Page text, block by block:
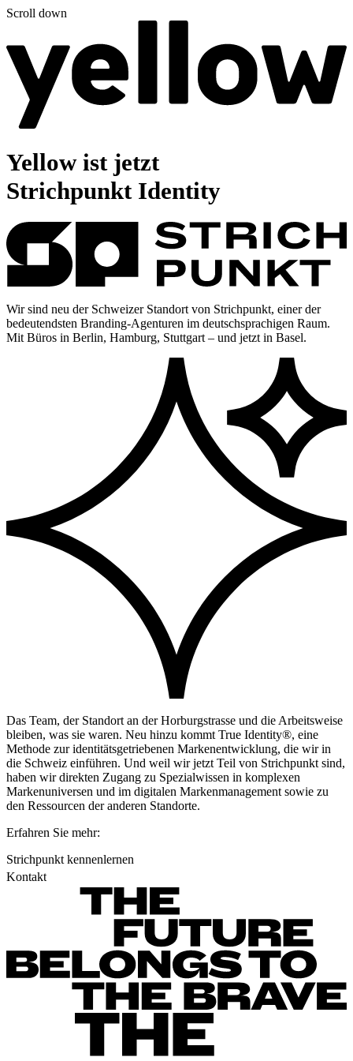
Scroll down
Yellow ist jetzt
Strichpunkt Identity
Wir sind neu der Schweizer Standort von Strichpunkt, einer der
bedeutendsten Branding-Agenturen im deutschsprachigen Raum.
Mit Büros in Berlin, Hamburg, Stuttgart – und jetzt in Basel.
Das Team, der Standort an der Horburgstrasse und die Arbeitsweise
bleiben, was sie waren. Neu hinzu kommt True Identity®, eine
Methode zur identitätsgetriebenen Markenentwicklung, die wir in
die Schweiz einführen. Und weil wir jetzt Teil von Strichpunkt sind,
haben wir direkten Zugang zu Spezialwissen in komplexen
Markenuniversen und im digitalen Markenmanagement sowie zu
den Ressourcen der anderen Standorte.
Erfahren Sie mehr:
Strichpunkt kennenlernen
Kontakt